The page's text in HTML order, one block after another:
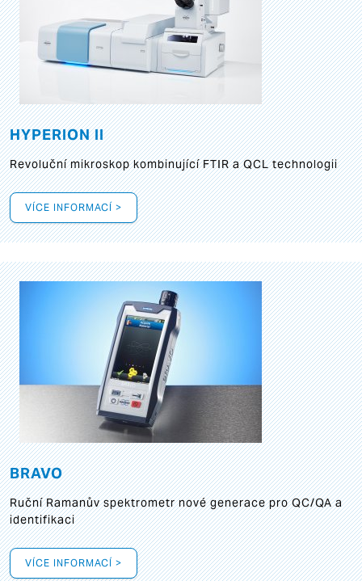
HYPERION II
Revoluční mikroskop kombinující FTIR a QCL technologii
VÍCE INFORMACÍ >
BRAVO
Ruční Ramanův spektrometr nové generace pro QC/QA a
identifikaci
VÍCE INFORMACÍ >